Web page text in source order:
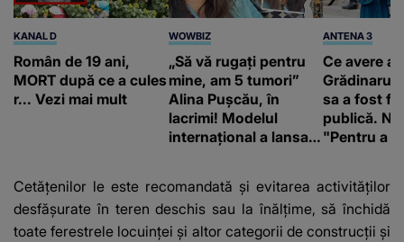
KANAL D
Român de 19 ani,
MORT după ce a cules
r... Vezi mai mult
WOWBIZ
„Să vă rugați pentru
mine, am 5 tumori”
Alina Pușcău, în
lacrimi! Modelul
internațional a lansat
o boală gravă
ANTENA 3
Ce avere
Grădinaru.
sa a fost
publică.
"Pentru a
Cetățenilor le este recomandată și evitarea activităţilor
desfăşurate în teren deschis sau la înălţime, să închidă
toate ferestrele locuinţei şi altor categorii de construcţii şi